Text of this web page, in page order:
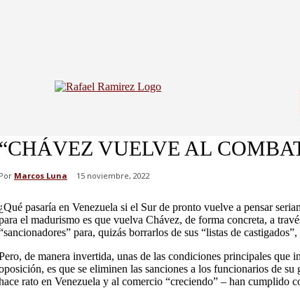
VUELVE AL
Marcos Luna 15 noviembre, 2022
pasaría en Venezuela si el Sur de pronto vuelve a pensar
el madurismo es que vuelva Chávez, de forma concreta, a
para, quizás borrarlos de sus “listas de
de manera invertida, unas de las condiciones principales
es que se eliminen las sanciones a los funcionarios de
rato en Venezuela y al comercio “creciendo” – han cumplido